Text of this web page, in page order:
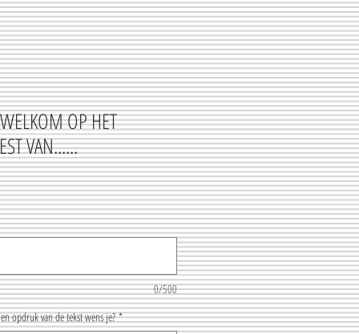
OP HET
VAN......
0/500
opdruk van de tekst wens je? *